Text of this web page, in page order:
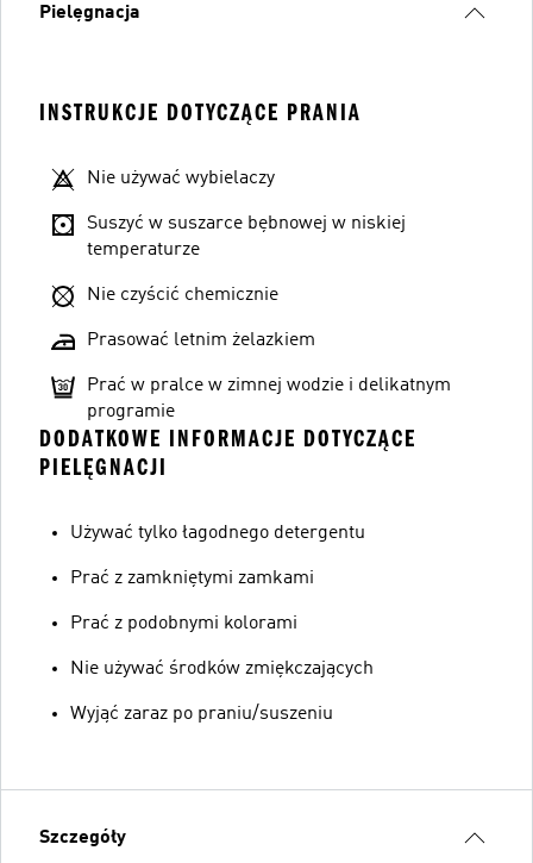
Pielęgnacja
INSTRUKCJE DOTYCZĄCE PRANIA
Nie używać wybielaczy
Suszyć w suszarce bębnowej w niskiej
temperaturze
Nie czyścić chemicznie
Prasować letnim żelazkiem
Prać w pralce w zimnej wodzie i delikatnym
programie
DODATKOWE INFORMACJE DOTYCZĄCE
PIELĘGNACJI
Używać tylko łagodnego detergentu
Prać z zamkniętymi zamkami
Prać z podobnymi kolorami
Nie używać środków zmiękczających
Wyjąć zaraz po praniu/suszeniu
Szczegóły